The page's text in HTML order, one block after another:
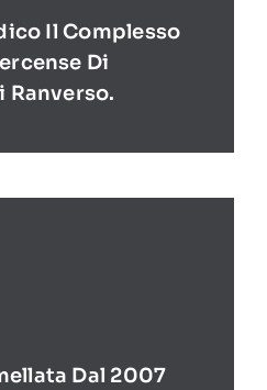
Il Complesso
Di
Ranverso.
Dal 2007